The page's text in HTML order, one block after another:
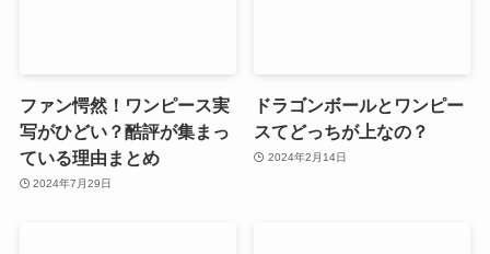
ファン愕然！ワンピース実
写がひどい？酷評が集まっ
ている理由まとめ
2024年7月29日
ドラゴンボールとワンピー
スてどっちが上なの？
2024年2月14日